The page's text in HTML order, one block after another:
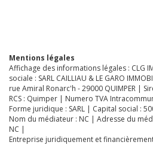
Mentions légales
Affichage des informations légales : CLG
sociale : SARL CAILLIAU & LE GARO
rue Amiral Ronarc'h - 29000 QUIMPER |
RCS : Quimper | Numero TVA
Forme juridique : SARL | Capital social :
Nom du médiateur : NC | Adresse du
NC |
Entreprise juridiquement et